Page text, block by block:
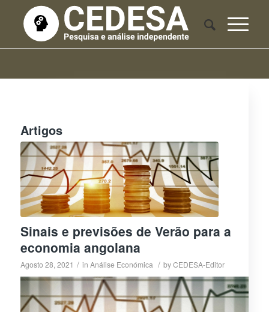
Artigos
Sinais e previsões de Verão para a
economia angolana
Agosto 28, 2021 / in Análise Económica / byCEDESA-Editor